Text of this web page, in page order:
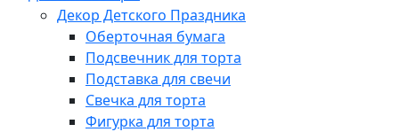
Декор Детского Праздника
Оберточная бумага
Подсвечник для торта
Подставка для свечи
Свечка для торта
Фигурка для торта